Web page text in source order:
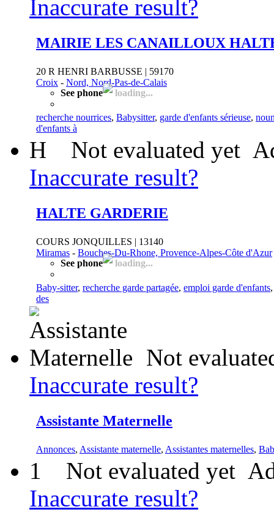
Inaccurate result?
MAIRIE LES CANAILLOUX
20 R HENRI BARBUSSE | 59170
Croix - Nord, Nord-Pas-de-Calais
See phone
loading...
recherche nourrices, Babysitter, garde d'enfants sérieuse,
d'enfants à
H Not evaluated yet
Inaccurate result?
HALTE GARDERIE
COURS JONQUILLES | 13140
Miramas - Bouches-Du-Rhone, Provence-Alpes-Côte d'Azur
See phone
loading...
Baby-sitter, recherche garde partagée, emploi garde d'enfants
des
Not
Inaccurate result?
Assistante Maternelle
Annonces, Assistante maternelle, Assistantes maternelles,
1 Not evaluated yet
Inaccurate result?